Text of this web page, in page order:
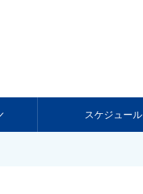
スケジュール